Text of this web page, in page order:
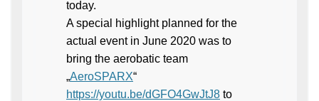
today.
A special highlight planned for the
actual event in June 2020 was to
bring the aerobatic team
„AeroSPARX“
https://youtu.be/dGFO4GwJtJ8 to